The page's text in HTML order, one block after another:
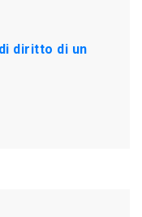
diritto di un